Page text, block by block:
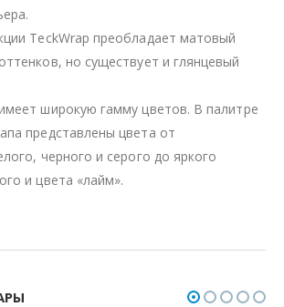
TeckWrap преобладает матовый
но существует и глянцевый
широкую гамму цветов. В палитре
представлены цвета от
черного и серого до яркого
и цвета «лайм».